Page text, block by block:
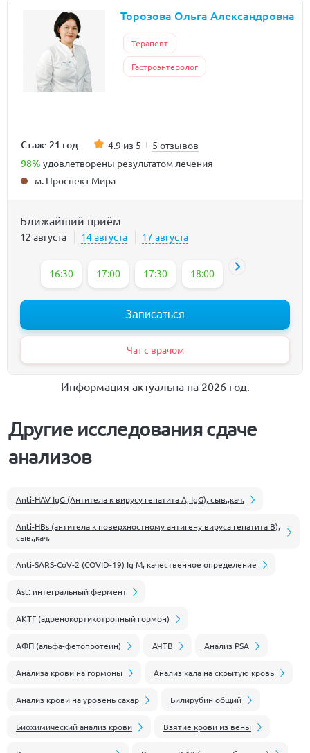
Торозова Ольга Александровна
Терапевт
Гастроэнтеролог
Стаж: 21 год 4.9 из 5 5 отзывов
98% удовлетворены результатом лечения
м. Проспект Мира
Ближайший приём
12 августа 14 августа 17 августа
16:30 17:00 17:30 18:00
Записаться
Чат с врачом
Информация актуальна на 2026 год.
Другие исследования сдаче
анализов
Anti-HAV IgG (Антитела к вирусу гепатита А, IgG), сыв.,кач.
Anti-HBs (антитела к поверхностному антигену вируса гепатита В),
сыв.,кач.
Anti-SARS-CoV-2 (COVID-19) Ig M, качественное определение
Ast: интегральный фермент
АКТГ (адренокортикотропный гормон)
АФП (альфа-фетопротеин) АЧТВ Анализ PSA
Анализа крови на гормоны Анализ кала на скрытую кровь
Анализ крови на уровень сахар Билирубин общий
Биохимический анализ крови Взятие крови из вены